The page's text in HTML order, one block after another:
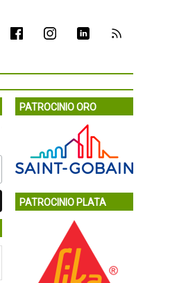
PATROCINIO ORO
PATROCINIO PLATA